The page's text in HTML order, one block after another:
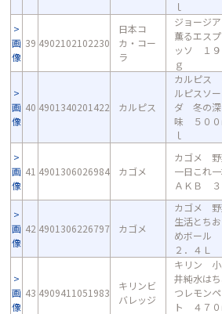
ｌ
画
像
39 4902102102230
日本コ
カ・コー
ラ
ジョージ
薫るエス
ッソ １９
ｇ
画
像
40 4901340201422 カルピス
カルピス
ルピスソー
ダ 冬の深
味 ５０
ｌ
画
像
41 4901306026984 カゴメ
カゴメ 野
一日これ
ＡＫＢ ３
画
像
42 4901306226797 カゴメ
カゴメ 野
生活とちお
めボール
２．４Ｌ
画
像
43 4909411051983
キリンビ
バレッジ
キリン
井純水は
つレモン
ト ４７